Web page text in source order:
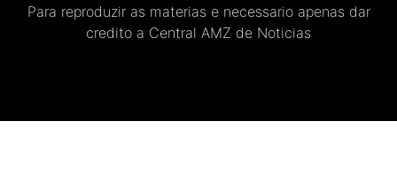
Para reproduzir as materias e necessario apenas dar
credito a Central AMZ de Noticias